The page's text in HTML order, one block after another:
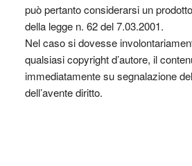
può pertanto considerarsi un
della legge n. 62 del 7.03.2001.
Nel caso si dovesse
qualsiasi copyright d’autore, il
immediatamente su segnalazione
dell’avente diritto.